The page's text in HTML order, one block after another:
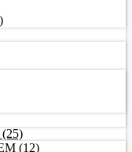
(25)
(12)